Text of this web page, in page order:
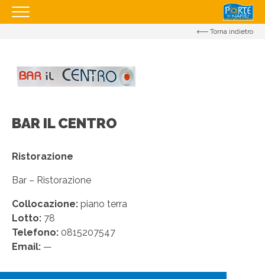
I NOSTRI ORARI
PROMOZIONI
NEGOZI
APRI IL TUO BUSINESS
CONTATTI
Torna indietro
BAR IL CENTRO
Ristorazione
Bar – Ristorazione
Collocazione: piano terra
Lotto: 78
Telefono: 0815207547
Email: —